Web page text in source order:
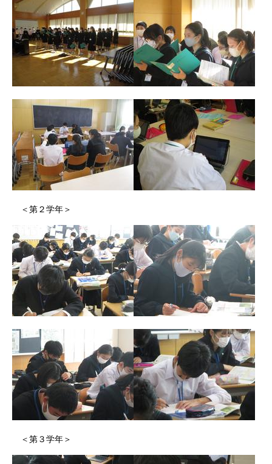
＜第２学年＞
＜第３学年＞